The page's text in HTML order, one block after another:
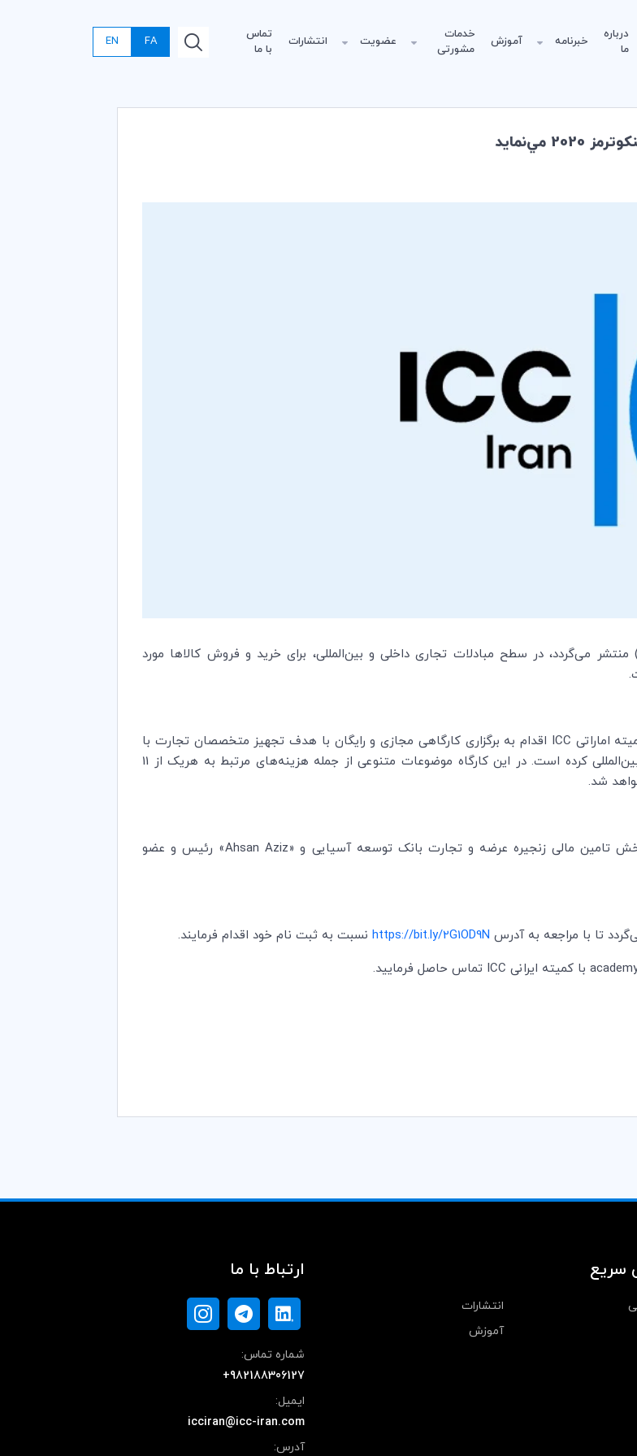
درباره
ما
خبرنامه آموزش
خدمات
مشورتی
عضویت انتشارات
تماس
با ما
FA
EN
مي‌نمايد
منتشر می‌گردد، در سطح مبادلات تجاری داخلی و بین‌المللی، برای خرید و فروش کالاها مورد
اماراتی ICC اقدام به برگزاری کارگاهی مجازی و رایگان با هدف تجهیز متخصصان تجارت با
دانش کاربرد اینکوترمز 2020، به منظور حمایت از امنیت تجاری بین‌المللی کرده است. در این کارگاه موضوعات متنوعی از جمله هزینه‌های مرتبط به هریک از 11
شد.
تامین مالی زنجیره عرضه و تجارت بانک توسعه آسیایی و «Ahsan Aziz» رئیس و عضو
تا با مراجعه به آدرس https://bit.ly/2G1OD9N نسبت به ثبت نام خود اقدام فرمایند.
سریع
انتشارات
آموزش
ارتباط با ما
شماره تماس:
+982188306127
ایمیل:
icciran@icc-iran.com
آدرس: